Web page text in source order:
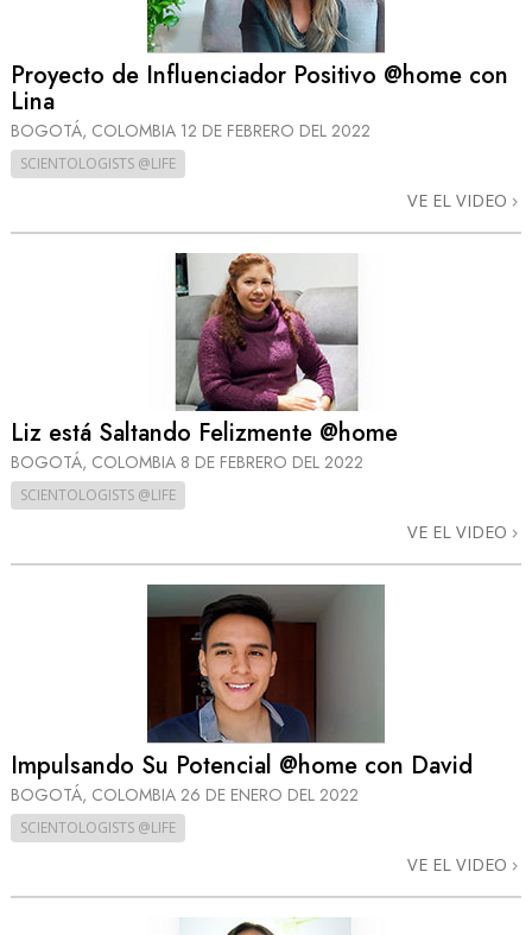
Proyecto de Influenciador Positivo @home con
Lina
BOGOTÁ, COLOMBIA 12 DE FEBRERO DEL 2022
SCIENTOLOGISTS @LIFE
VE EL VIDEO
Liz está Saltando Felizmente @home
BOGOTÁ, COLOMBIA 8 DE FEBRERO DEL 2022
SCIENTOLOGISTS @LIFE
VE EL VIDEO
Impulsando Su Potencial @home con David
BOGOTÁ, COLOMBIA 26 DE ENERO DEL 2022
SCIENTOLOGISTS @LIFE
VE EL VIDEO